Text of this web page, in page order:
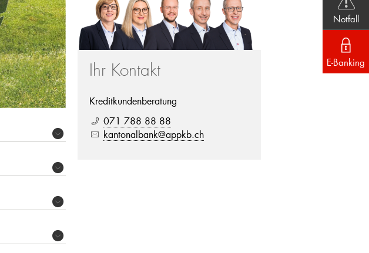
Ihr Kontakt
Kreditkundenberatung
071 788 88 88
kantonalbank@appkb.ch
Notfall
E-Banking